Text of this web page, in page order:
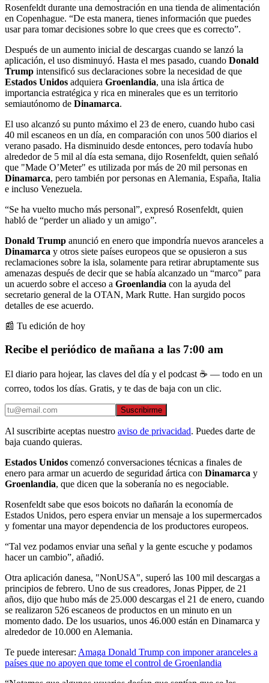
Rosenfeldt durante una demostración en una tienda de alimentación
en Copenhague. “De esta manera, tienes información que puedes
usar para tomar decisiones sobre lo que crees que es correcto”.
Después de un aumento inicial de descargas cuando se lanzó la
aplicación, el uso disminuyó. Hasta el mes pasado, cuando Donald
Trump intensificó sus declaraciones sobre la necesidad de que
Estados Unidos adquiera Groenlandia, una isla ártica de
importancia estratégica y rica en minerales que es un territorio
semiautónomo de Dinamarca.
El uso alcanzó su punto máximo el 23 de enero, cuando hubo casi
40 mil escaneos en un día, en comparación con unos 500 diarios el
verano pasado. Ha disminuido desde entonces, pero todavía hubo
alrededor de 5 mil al día esta semana, dijo Rosenfeldt, quien señaló
que "Made O’Meter" es utilizada por más de 20 mil personas en
Dinamarca, pero también por personas en Alemania, España, Italia
e incluso Venezuela.
“Se ha vuelto mucho más personal”, expresó Rosenfeldt, quien
habló de “perder un aliado y un amigo”.
Donald Trump anunció en enero que impondría nuevos aranceles a
Dinamarca y otros siete países europeos que se opusieron a sus
reclamaciones sobre la isla, solamente para retirar abruptamente sus
amenazas después de decir que se había alcanzado un “marco” para
un acuerdo sobre el acceso a Groenlandia con la ayuda del
secretario general de la OTAN, Mark Rutte. Han surgido pocos
detalles de ese acuerdo.
📰 Tu edición de hoy
Recibe el periódico de mañana a las 7:00 am
El diario para hojear, las claves del día y el podcast ☕ — todo en un
correo, todos los días. Gratis, y te das de baja con un clic.
Suscribirme
Al suscribirte aceptas nuestro aviso de privacidad. Puedes darte de
baja cuando quieras.
Estados Unidos comenzó conversaciones técnicas a finales de
enero para armar un acuerdo de seguridad ártica con Dinamarca y
Groenlandia, que dicen que la soberanía no es negociable.
Rosenfeldt sabe que esos boicots no dañarán la economía de
Estados Unidos, pero espera enviar un mensaje a los supermercados
y fomentar una mayor dependencia de los productores europeos.
“Tal vez podamos enviar una señal y la gente escuche y podamos
hacer un cambio”, añadió.
Otra aplicación danesa, "NonUSA", superó las 100 mil descargas a
principios de febrero. Uno de sus creadores, Jonas Pipper, de 21
años, dijo que hubo más de 25.000 descargas el 21 de enero, cuando
se realizaron 526 escaneos de productos en un minuto en un
momento dado. De los usuarios, unos 46.000 están en Dinamarca y
alrededor de 10.000 en Alemania.
Te puede interesar: Amaga Donald Trump con imponer aranceles a
países que no apoyen que tome el control de Groenlandia